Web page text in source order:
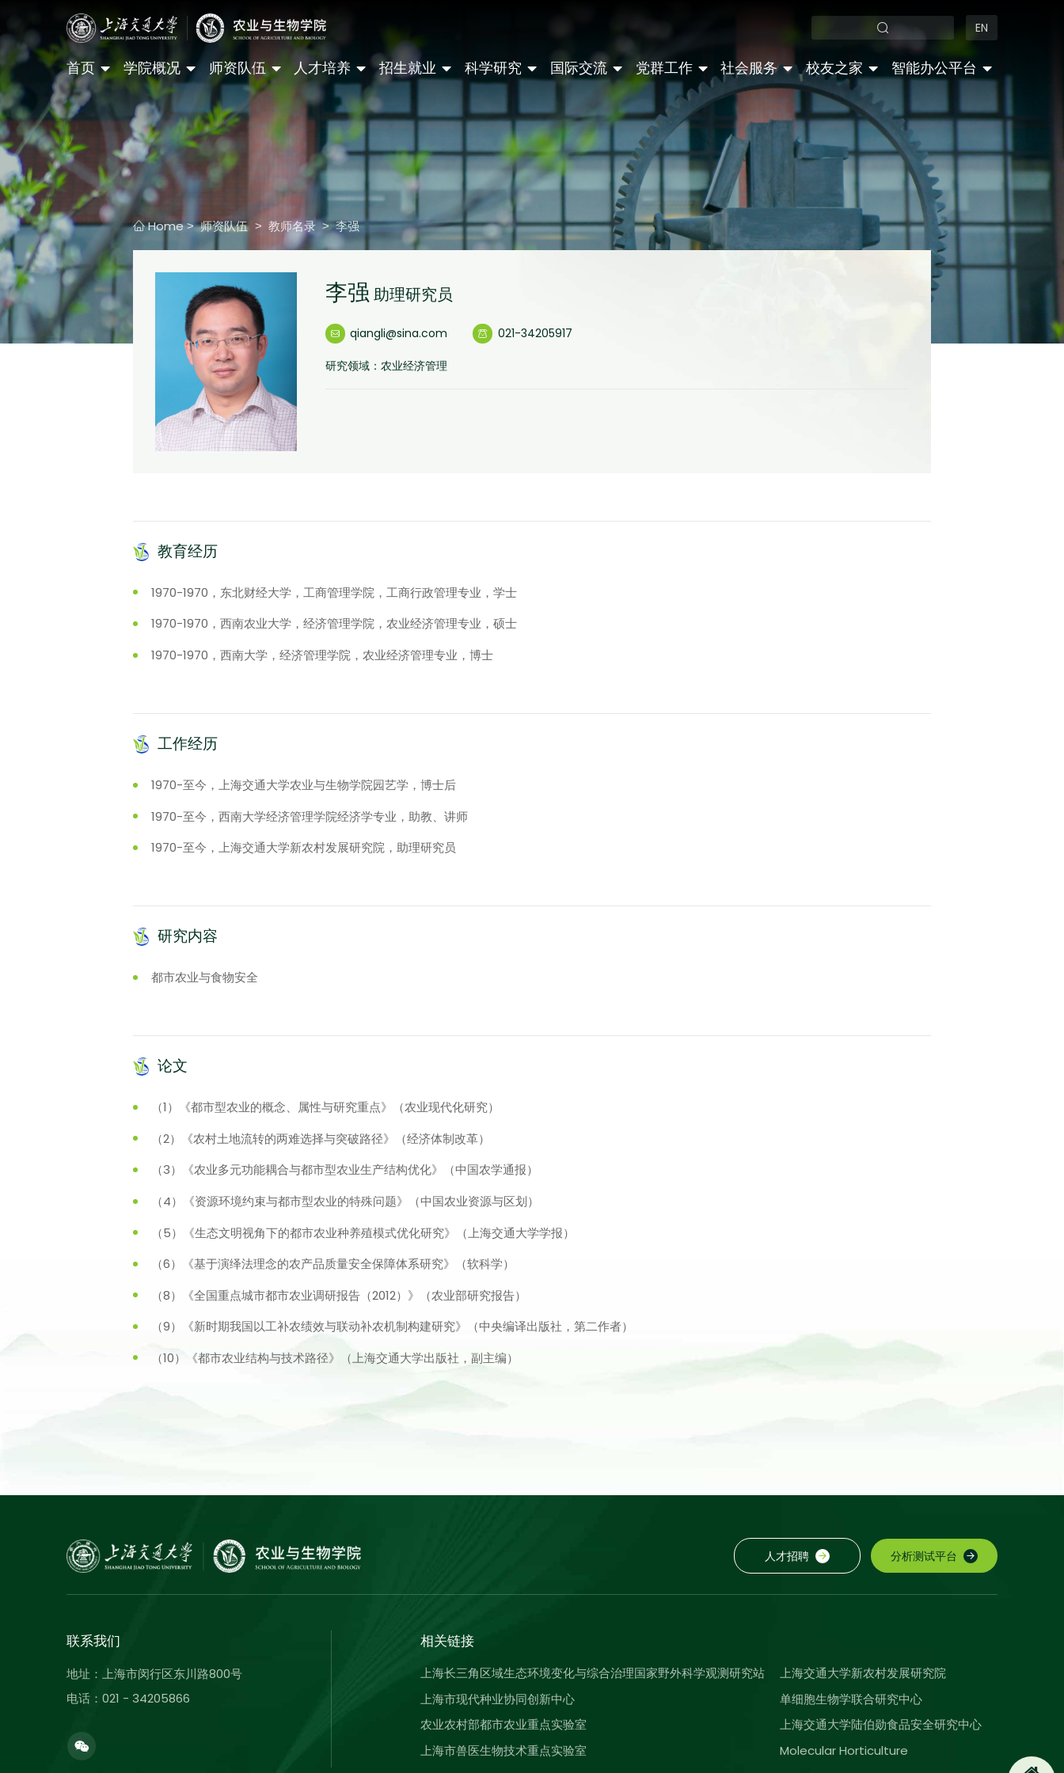
EN
首页 学院概况 师资队伍 人才培养 招生就业 科学研究 国际交流 党群工作 社会服务 校友之家 智能办公平台
Home > 师资队伍 > 教师名录 > 李强
李强助理研究员
qiangli@sina.com 021-34205917
研究领域：农业经济管理
教育经历
1970-1970，东北财经大学，工商管理学院，工商行政管理专业，学士
1970-1970，西南农业大学，经济管理学院，农业经济管理专业，硕士
1970-1970，西南大学，经济管理学院，农业经济管理专业，博士
工作经历
1970-至今，上海交通大学农业与生物学院园艺学，博士后
1970-至今，西南大学经济管理学院经济学专业，助教、讲师
1970-至今，上海交通大学新农村发展研究院，助理研究员
研究内容
都市农业与食物安全
论文
（1）《都市型农业的概念、属性与研究重点》（农业现代化研究）
（2）《农村土地流转的两难选择与突破路径》（经济体制改革）
（3）《农业多元功能耦合与都市型农业生产结构优化》（中国农学通报）
（4）《资源环境约束与都市型农业的特殊问题》（中国农业资源与区划）
（5）《生态文明视角下的都市农业种养殖模式优化研究》（上海交通大学学报）
（6）《基于演绎法理念的农产品质量安全保障体系研究》（软科学）
（8）《全国重点城市都市农业调研报告（2012）》（农业部研究报告）
（9）《新时期我国以工补农绩效与联动补农机制构建研究》（中央编译出版社，第二作者）
（10）《都市农业结构与技术路径》（上海交通大学出版社，副主编）
人才招聘 分析测试平台
联系我们
地址：上海市闵行区东川路800号
电话：021 - 34205866
相关链接
上海长三角区域生态环境变化与综合治理国家野外科学观测研究站
上海市现代种业协同创新中心
农业农村部都市农业重点实验室
上海市兽医生物技术重点实验室
上海交通大学新农村发展研究院
单细胞生物学联合研究中心
上海交通大学陆伯勋食品安全研究中心
Molecular Horticulture